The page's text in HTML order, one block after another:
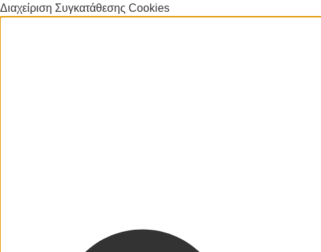
Διαχείριση Συγκατάθεσης Cookies